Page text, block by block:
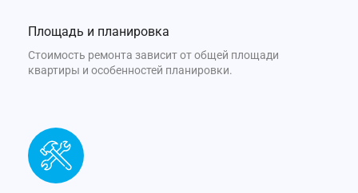
Площадь и планировка
Стоимость ремонта зависит от общей площади
квартиры и особенностей планировки.